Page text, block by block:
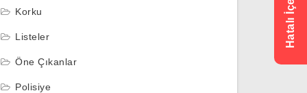
Korku
Listeler
Öne Çıkanlar
Polisiye